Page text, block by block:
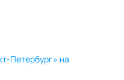
Петербург» на